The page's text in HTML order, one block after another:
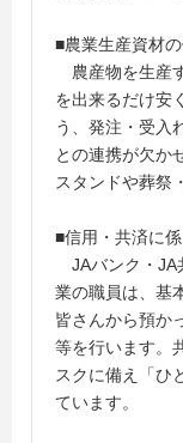
■農業生産資材
農産物を生産
を出来るだけ安
う、発注・受入
との連携が欠か
スタンドや葬祭
■信用・共済に
JAバンク・JA
業の職員は、基
皆さんから預か
等を行います。
スクに備え「ひ
ています。